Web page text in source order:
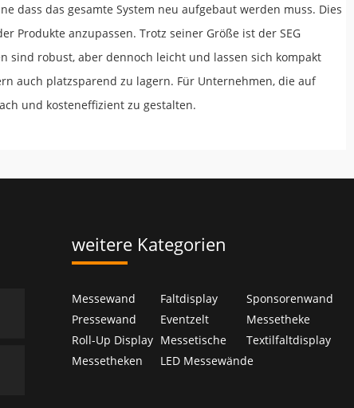
dass das gesamte System neu aufgebaut werden muss. Dies
Produkte anzupassen. Trotz seiner Größe ist der SEG
robust, aber dennoch leicht und lassen sich kompakt
auch platzsparend zu lagern. Für Unternehmen, die auf
und kosteneffizient zu gestalten.
weitere Kategorien
Messewand Faltdisplay
Sponsorenwand
Pressewand
Eventzelt
Messetheke
Roll-Up Display Messetische
Textilfaltdisplay
Messetheken
LED Messewände